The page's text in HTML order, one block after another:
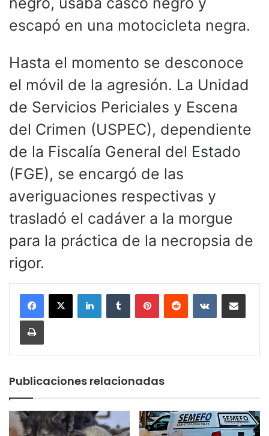
escapó en una motocicleta negra.
Hasta el momento se desconoce
el móvil de la agresión. La Unidad
de Servicios Periciales y Escena
del Crimen (USPEC), dependiente
de la Fiscalía General del Estado
(FGE), se encargó de las
averiguaciones respectivas y
trasladó el cadáver a la morgue
para la práctica de la necropsia de
rigor.
LinkedInTumblr PinterestReddit VKontakteCompartir por
Imprimir
Publicaciones relacionadas